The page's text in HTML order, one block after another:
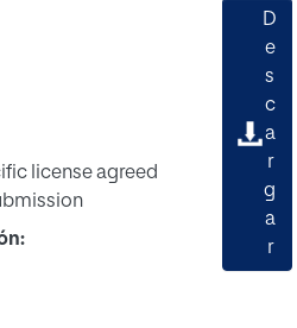
license agreed
D
e
s
c
a
r
g
a
r